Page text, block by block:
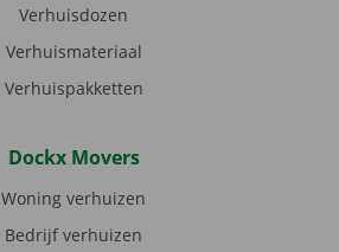
Verhuisdozen
Verhuismateriaal
Verhuispakketten
Dockx Movers
Woning verhuizen
Bedrijf verhuizen